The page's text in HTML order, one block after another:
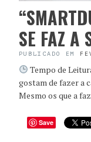
SE FAZ A
PUBLICADO EM
Tempo de
gostam de fazer a
Mesmo os que a
Save